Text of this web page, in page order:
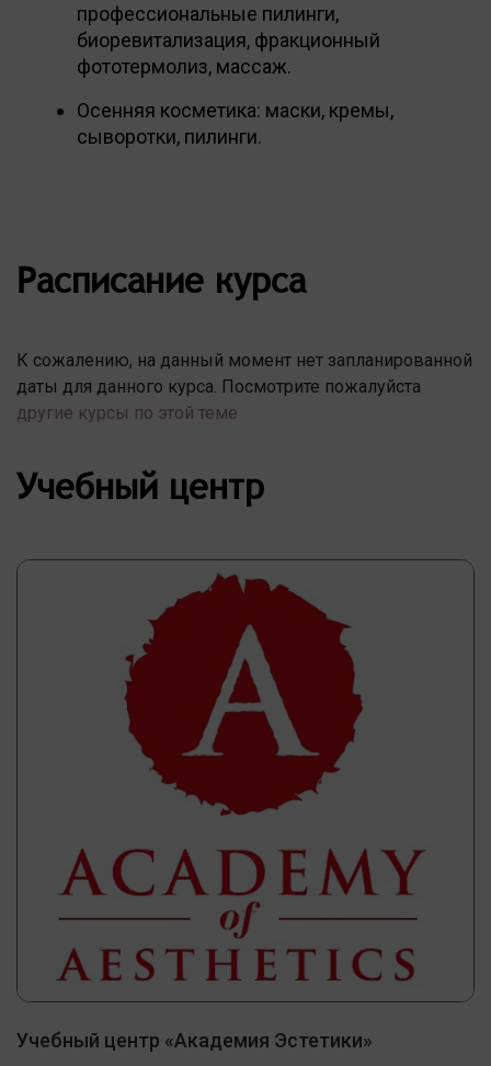
профессиональные пилинги,
биоревитализация, фракционный
фототермолиз, массаж.
Осенняя косметика: маски, кремы,
сыворотки, пилинги.
Расписание курса
К сожалению, на данный момент нет запланированной
даты для данного курса. Посмотрите пожалуйста
другие курсы по этой теме
Учебный центр
Учебный центр «Академия Эстетики»